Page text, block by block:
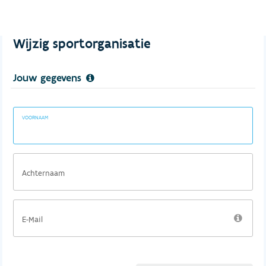
Wijzig sportorganisatie
Jouw gegevens
VOORNAAM
Achternaam
E-Mail